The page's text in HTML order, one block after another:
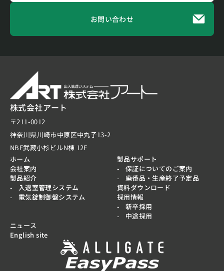
お問い合わせ
株式会社アート
〒211-0012
神奈川県川崎市中原区中丸子13-2
NBF武蔵小杉ビルN棟 12F
ホーム
会社案内
製品紹介
入退室管理システム
電気錠制御盤システム
製品サポート
保証についてのご案内
廃番品・生産終了予定品
資料ダウンロード
採用情報
新卒採用
中途採用
ニュース
English site